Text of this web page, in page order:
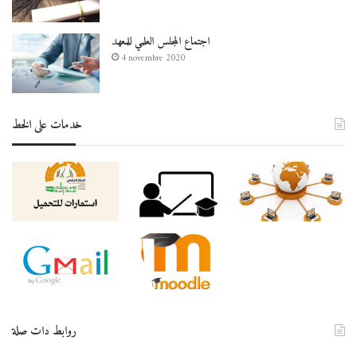
اجتماع المجلس العلمي للمعهد
4 novembre 2020
خدمات على الخط
روابط دات صلة